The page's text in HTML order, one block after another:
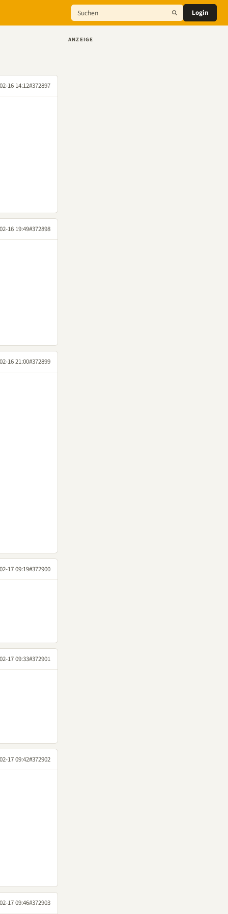
Login
16 14:12#372897
16 19:49#372898
16 21:00#372899
17 09:19#372900
17 09:33#372901
17 09:42#372902
17 09:46#372903
ANZEIGE